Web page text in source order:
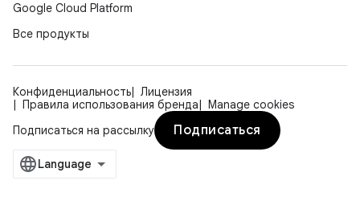
Google Cloud Platform
Все продукты
Конфиденциальность
Лицензия
Правила использования бренда
Manage cookies
Подписаться на рассылку
Подписаться